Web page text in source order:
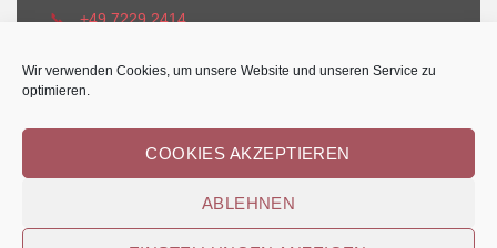
Wir verwenden Cookies, um unsere Website und unseren Service zu
optimieren.
COOKIES AKZEPTIEREN
ABLEHNEN
📞
+49 7229 2414
© Maria-Gress-Schule Iffezheim